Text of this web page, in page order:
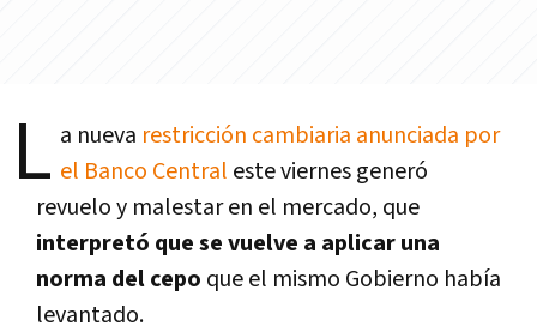
L a nueva restricción cambiaria anunciada por
el Banco Central este viernes generó
revuelo y malestar en el mercado, que
interpretó que se vuelve a aplicar una
norma del cepo que el mismo Gobierno había
levantado.